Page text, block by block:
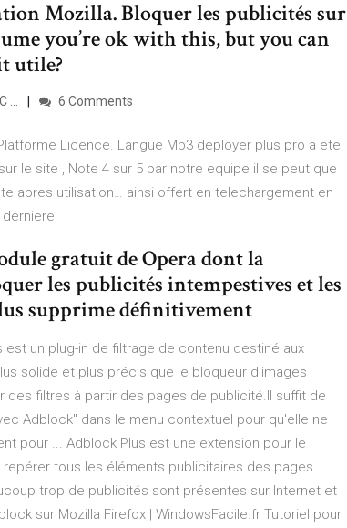
Mozilla. Bloquer les publicités sur
you’re ok with this, but you can
utile?
6 Comments
Licence. Langue Mp3 deployer plus pro a ete
le site , Note 4 sur 5 par notre equipe il se peut que
apres utilisation… ainsi offert en telechargement en
gratuit de Opera dont la
les publicités intempestives et les
supprime définitivement
un plug-in de filtrage de contenu destiné aux
solide et plus précis que le bloqueur d'images
filtres à partir des pages de publicité.Il suffit de
Adblock" dans le menu contextuel pour qu'elle ne
pour ... Adblock Plus est une extension pour le
tous les éléments publicitaires des pages
trop de publicités sont présentes sur Internet et
sur Mozilla Firefox | WindowsFacile.fr Tutoriel pour